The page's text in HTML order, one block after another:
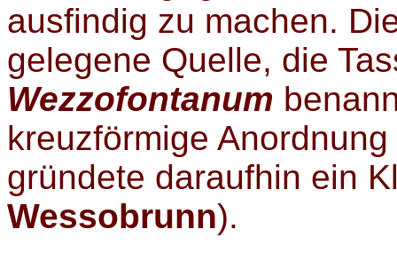
ausfindig zu machen.
gelegene Quelle, die
Wezzofontanum
kreuzförmige
gründete daraufhin ein
Wessobrunn).